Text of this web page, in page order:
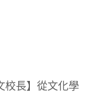
校長】從文化學